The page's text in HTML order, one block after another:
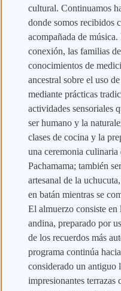
cultural. Continuamos
donde somos recibidos
acompañada de
conexión, las familias
conocimientos de
ancestral sobre el uso
mediante prácticas
actividades sensoriales
ser humano y la
clases de cocina y la
una ceremonia
Pachamama; también
artesanal de la
en batán mientras se
El almuerzo consiste en
andina, preparado por
de los recuerdos más
programa continúa
considerado un antiguo
impresionantes terrazas